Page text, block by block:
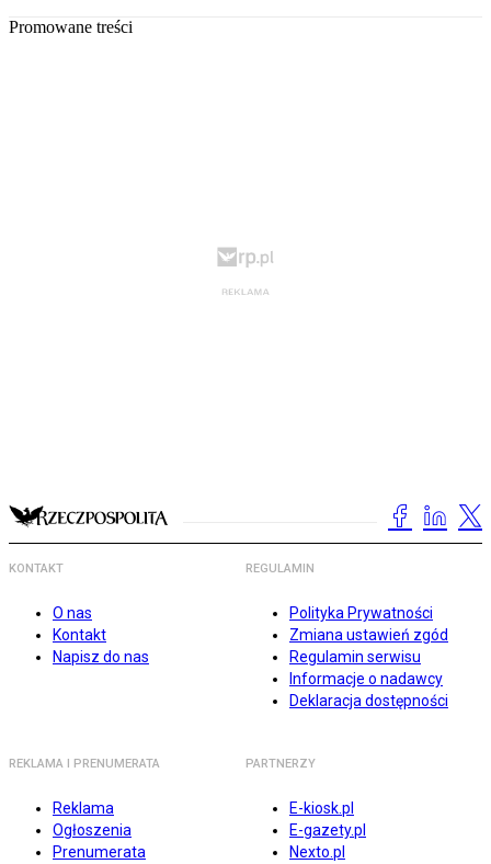
Promowane treści
KONTAKT
O nas
Kontakt
Napisz do nas
REGULAMIN
Polityka Prywatności
Zmiana ustawień zgód
Regulamin serwisu
Informacje o nadawcy
Deklaracja dostępności
REKLAMA I PRENUMERATA
Reklama
Ogłoszenia
Prenumerata
PARTNERZY
E-kiosk.pl
E-gazety.pl
Nexto.pl